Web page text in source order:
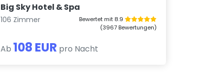
Big Sky Hotel & Spa
106 Zimmer
Bewertet mit 8.9
(3967 Bewertungen)
Ab 108 EUR pro Nacht